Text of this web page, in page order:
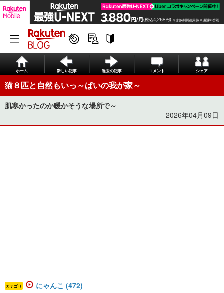
ホーム 新しい記事 過去の記事 コメント シェア
猫８匹と自然もいっ～ぱいの我が家～
肌寒かったのか暖かそうな場所で～
2026年04月09日
カテゴリ にゃんこ (472)